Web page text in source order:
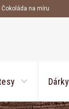
Čokoláda na míru
Dárky